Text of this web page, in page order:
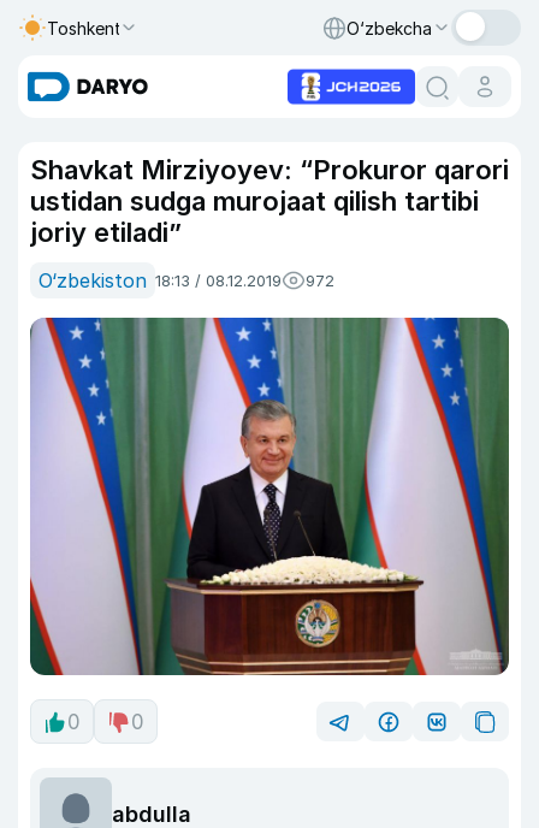
Toshkent O‘zbekcha
Shavkat Mirziyoyev: “Prokuror qarori
ustidan sudga murojaat qilish tartibi
joriy etiladi”
O‘zbekiston 18:13 / 08.12.2019 972
0 0
abdulla